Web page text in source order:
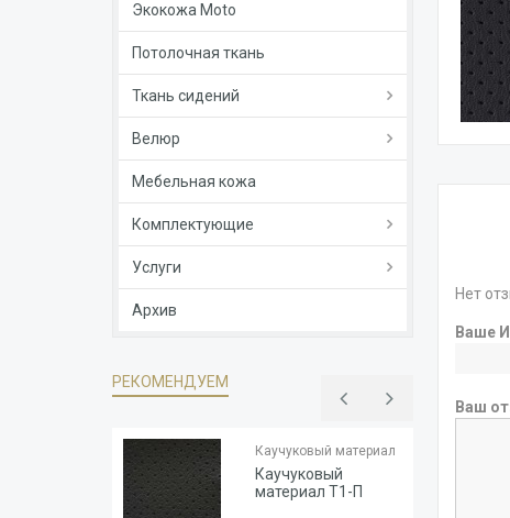
Экокожа Moto
Потолочная ткань
Ткань сидений
Велюр
Мебельная кожа
Комплектующие
Услуги
Архив
РЕКОМЕНДУЕМ
основы
Каучук
Толщина
1.8
Цвет
Чёрный
Ширина
Каучуковый материал
Каучуковый
материал Т1-П
Нет
Ваше
Ваш